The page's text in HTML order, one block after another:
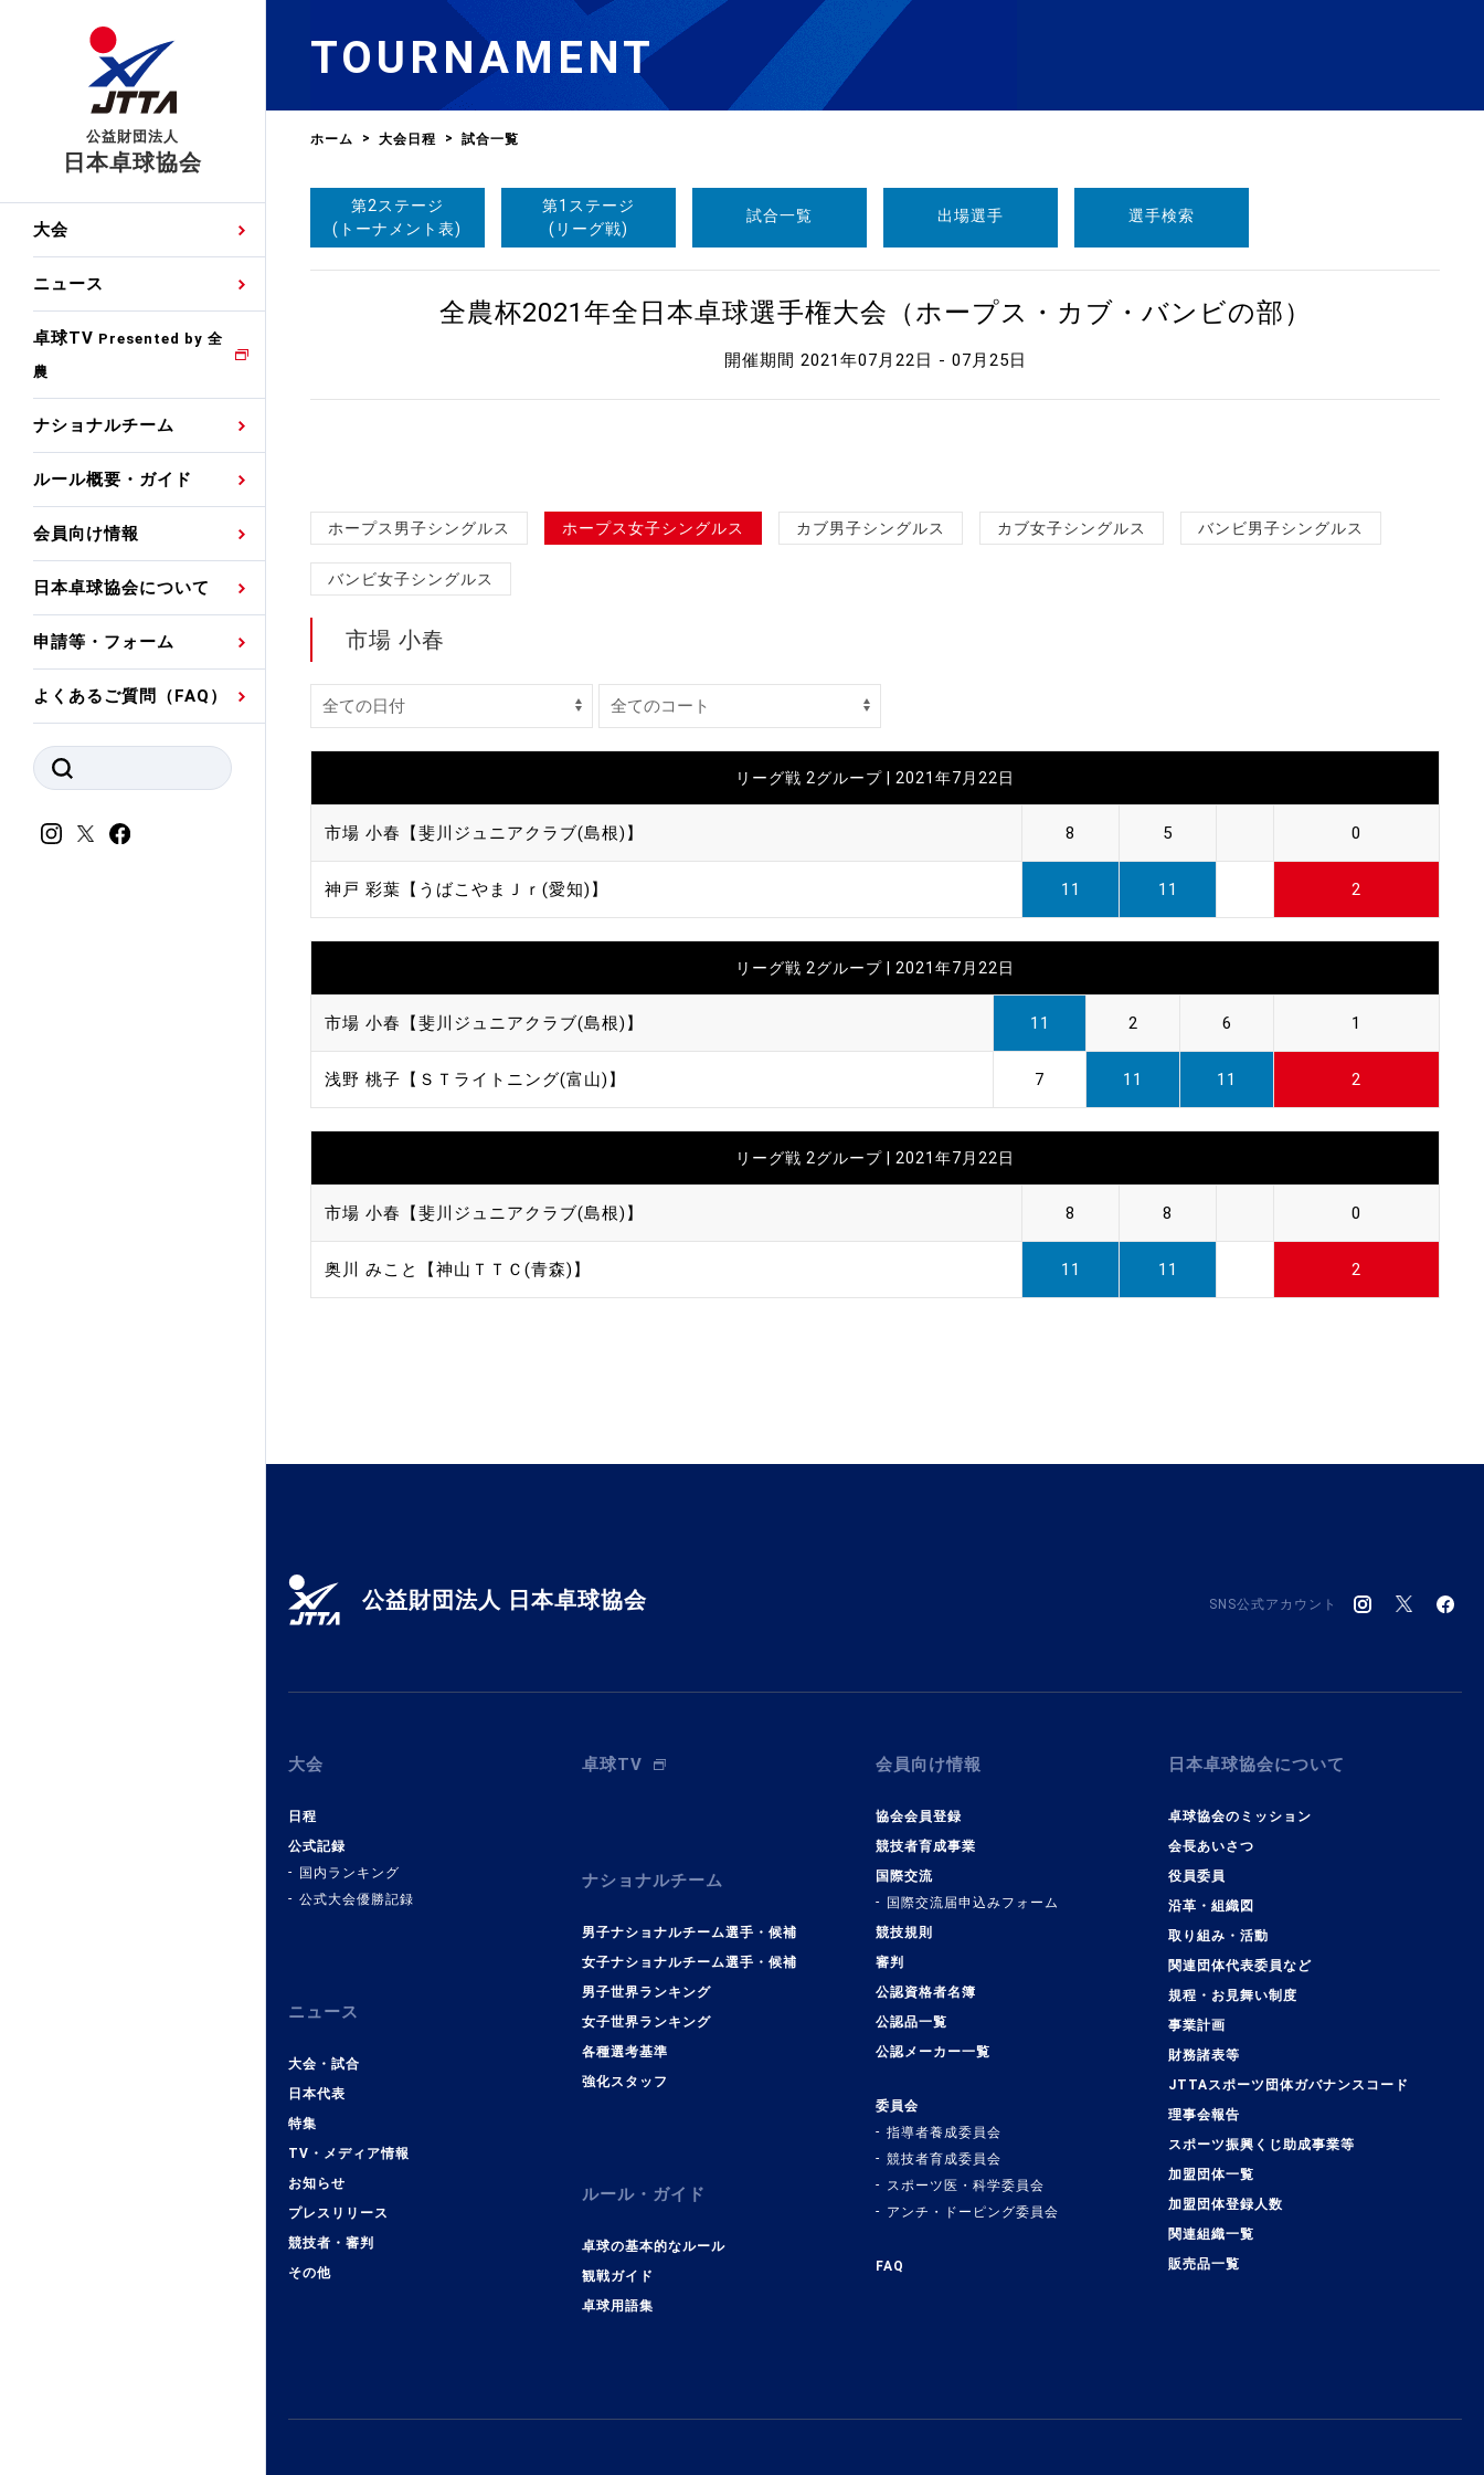
公益財団法人
日本卓球協会
大会 日程
ニュース
大会・試合
卓球TV Presented by 全
農
ナショナルチーム
男子ナショナルチーム選
手・候補
女子ナショナルチーム選
強化スタッフ
ルール概要・ガイド
卓球の基本的なルール
会員向け情報
協会会員登録
委員会
指導者養成委員会
スポーツ医・科学委員会
アンチ・ドーピング委員
会
日本卓球協会について
卓球協会のミッション
事業計画・事業報告
財務諸表等
理事会報告
スポーツ振興くじ助成事業
等
加盟団体登録人数
関連組織一覧
販売品一覧
申請等・フォーム
国際交流届申込みフォーム
審判員ネームプレート制作
申込
よくあるご質問（FAQ）
TOURNAMENT
ホーム 大会日程 試合一覧
第2ステージ
(トーナメント表)
第1ステージ
(リーグ戦)
試合一覧 出場選手 選手検索
全農杯2021年全日本卓球選手権大会（ホープス・カブ・バンビの部）
開催期間 2021年07月22日 - 07月25日
ホープス男子シングルス ホープス女子シングルス カブ男子シングルス カブ女子シングルス バンビ男子シングルス
バンビ女子シングルス
市場 小春
リーグ戦 2グループ | 2021年7月22日
市場 小春【斐川ジュニアクラブ(島根)】 8 5 0
神戸 彩葉【うばこやまＪｒ(愛知)】 11 11 2
リーグ戦 2グループ | 2021年7月22日
市場 小春【斐川ジュニアクラブ(島根)】 11 2 6 1
浅野 桃子【ＳＴライトニング(富山)】 7 11 11 2
リーグ戦 2グループ | 2021年7月22日
市場 小春【斐川ジュニアクラブ(島根)】 8 8 0
奥川 みこと【神山ＴＴＣ(青森)】 11 11 2
公益財団法人 日本卓球協会 SNS公式アカウント
大会
日程
公式記録
国内ランキング
公式大会優勝記録
ニュース
大会・試合
日本代表
特集
TV・メディア情報
お知らせ
プレスリリース
競技者・審判
その他
卓球TV
ナショナルチーム
男子ナショナルチーム選手・候補
女子ナショナルチーム選手・候補
男子世界ランキング
女子世界ランキング
各種選考基準
強化スタッフ
ルール・ガイド
卓球の基本的なルール
観戦ガイド
卓球用語集
会員向け情報
協会会員登録
競技者育成事業
国際交流
国際交流届申込みフォーム
競技規則
審判
公認資格者名簿
公認品一覧
公認メーカー一覧
委員会
指導者養成委員会
競技者育成委員会
スポーツ医・科学委員会
アンチ・ドーピング委員会
FAQ
日本卓球協会について
卓球協会のミッション
会長あいさつ
役員委員
沿革・組織図
取り組み・活動
関連団体代表委員など
規程・お見舞い制度
事業計画
財務諸表等
JTTAスポーツ団体ガバナンスコード
理事会報告
スポーツ振興くじ助成事業等
加盟団体一覧
加盟団体登録人数
関連組織一覧
販売品一覧